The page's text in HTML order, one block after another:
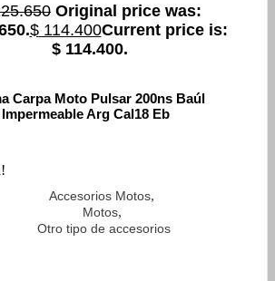
Original price was:
$114.400Current price is:
$ 114.400.
Carpa Moto Pulsar 200ns Baúl
Impermeable Arg Cal18 Eb
Accesorios Motos,
Motos,
Otro tipo de accesorios